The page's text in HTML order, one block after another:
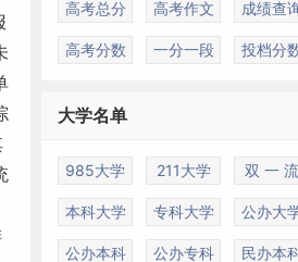
高考总分 高考作文 成绩查
高考分数 一分一段 投档分
大学名单
985大学 211大学 双 一 流
本科大学 专科大学 公办大
公办本科 公办专科 民办本